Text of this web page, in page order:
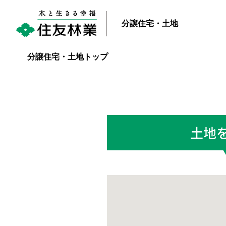
分譲住宅・土地
分譲住宅・土地トップ
土地